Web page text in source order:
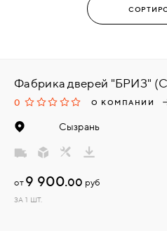
0 О КОМПАНИИ
Сызрань
от9 900.00 руб
ЗА 1 ШТ.